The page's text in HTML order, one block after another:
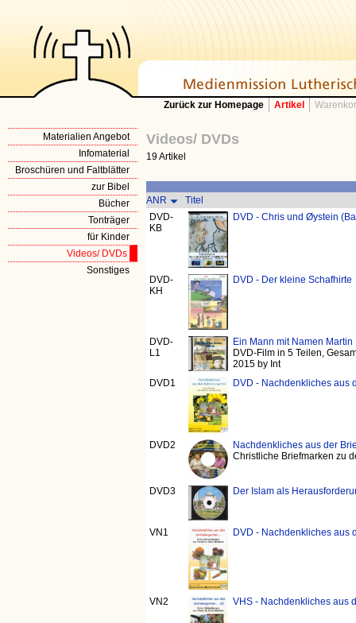
Zurück zur Homepage Artikel
Materialien Angebot
Infomaterial
Broschüren und Faltblätter
zur Bibel
Bücher
Tonträger
für Kinder
Videos/ DVDs
Sonstiges
Videos/ DVDs
19 Artikel
ANR
Titel
DVD-
KB
DVD - Chris und Øystein
DVD-
KH
DVD - Der kleine Schafhirte
DVD-
L1
Ein Mann mit Namen Martin
DVD-Film in 5 Teilen,
2015 by Int
DVD1
DVD - Nachdenkliches aus
DVD2
Nachdenkliches aus der
Christliche Briefmarken zu
DVD3 Der Islam als
VN1 DVD - Nachdenkliches aus
VN2 VHS - Nachdenkliches aus